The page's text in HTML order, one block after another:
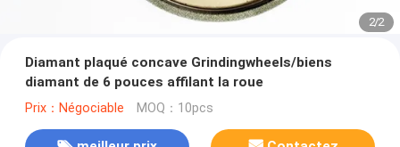
2/2
Diamant plaqué concave Grindingwheels/biens
diamant de 6 pouces affilant la roue
Prix：Négociable MOQ：10pcs